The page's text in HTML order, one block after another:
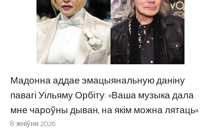
Мадонна аддае эмацыянальную даніну
павагі Уільяму Орбіту: «Ваша музыка дала
мне чароўны дыван, на якім можна лятаць»
8 жніўня 2026